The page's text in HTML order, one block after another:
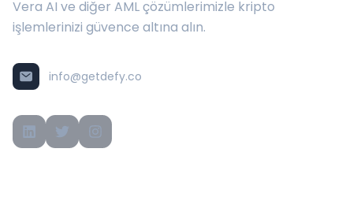
Vera AI ve diğer AML çözümlerimizle kripto
işlemlerinizi güvence altına alın.
info@getdefy.co